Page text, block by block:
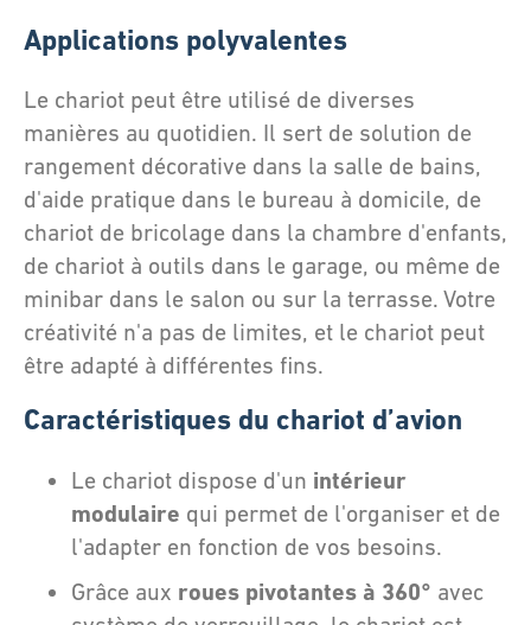
Applications polyvalentes
Le chariot peut être utilisé de diverses
manières au quotidien. Il sert de solution de
rangement décorative dans la salle de bains,
d'aide pratique dans le bureau à domicile, de
chariot de bricolage dans la chambre d'enfants,
de chariot à outils dans le garage, ou même de
minibar dans le salon ou sur la terrasse. Votre
créativité n'a pas de limites, et le chariot peut
être adapté à différentes fins.
Caractéristiques du chariot d’avion
Le chariot dispose d'un intérieur
modulaire qui permet de l'organiser et de
l'adapter en fonction de vos besoins.
Grâce aux roues pivotantes à 360° avec